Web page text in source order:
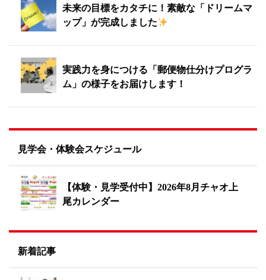
未来の目標をカタチに！素敵な「ドリームマ
ップ」が完成しました
実践力を身につける「郵便物仕分けプログラ
ム」の様子をお届けします！
見学会・体験会スケジュール
【体験・見学受付中】2026年8月チャオ上
尾カレンダー
新着記事